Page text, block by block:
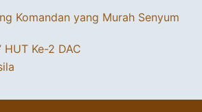
Komandan yang Murah Senyum
HUT Ke-2 DAC